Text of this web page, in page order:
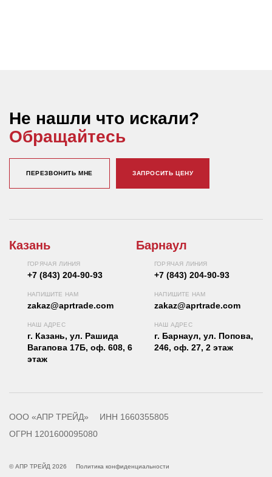
Не нашли что искали?
Обращайтесь
ПЕРЕЗВОНИТЬ МНЕ ЗАПРОСИТЬ ЦЕНУ
Казань
ГОРЯЧАЯ ЛИНИЯ
+7 (843) 204-90-93
НАПИШИТЕ НАМ
zakaz@aprtrade.com
НАШ АДРЕС
г. Казань, ул. Рашида
Вагапова 17Б, оф. 608, 6
этаж
Барнаул
ГОРЯЧАЯ ЛИНИЯ
+7 (843) 204-90-93
НАПИШИТЕ НАМ
zakaz@aprtrade.com
НАШ АДРЕС
г. Барнаул, ул. Попова,
246, оф. 27, 2 этаж
ООО «АПР ТРЕЙД»
ИНН 1660355805
ОГРН 1201600095080
© АПР ТРЕЙД 2026 Политика конфиденциальности